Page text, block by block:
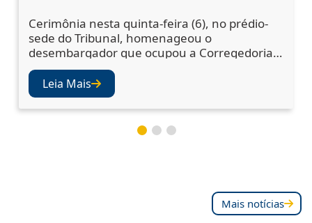
Cerimônia nesta quinta-feira (6), no prédio-
sede do Tribunal, homenageou o
desembargador que ocupou a Corregedoria
Regional no biênio 2023/2025 A cerimônia de
descerramento do retrato do desembargador
Marcelo Augusto Souto de Oliveira,
corregedor regional no biênio 2023/2025,
ocorreu nesta quinta-feira (6), no Salão Nobre
do TRT-1. A solenidade confirmou a inclusão
Leia Mais
Mais notícias